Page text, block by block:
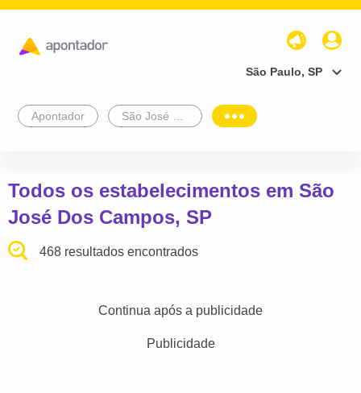
São Paulo, SP
Apontador
Todos os estabelecimentos em São
José Dos Campos, SP
468 resultados encontrados
Continua após a publicidade
Publicidade